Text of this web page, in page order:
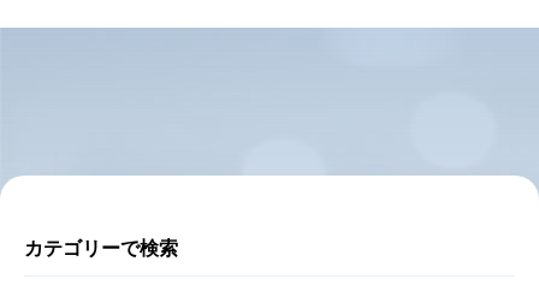
カテゴリーで検索